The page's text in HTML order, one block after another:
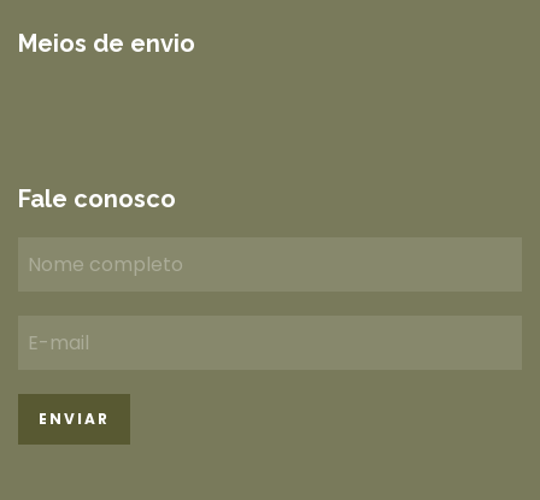
Meios de envio
Fale conosco